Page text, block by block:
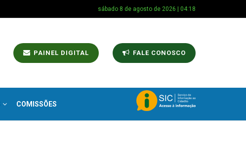
sábado 8 de agosto de 2026 | 04:18
PAINEL DIGITAL FALE CONOSCO
COMISSÕES